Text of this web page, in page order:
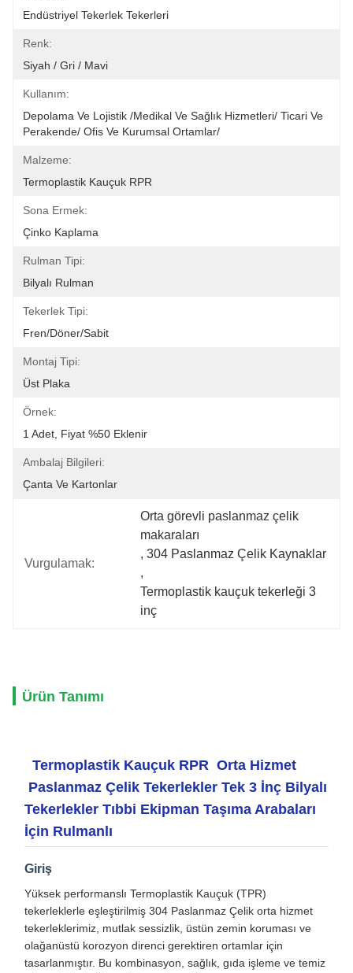
Endüstriyel Tekerlek Tekerleri
Renk:
Siyah / Gri / Mavi
Kullanım:
Depolama Ve Lojistik /Medikal Ve Sağlık Hizmetleri/ Ticari Ve
Perakende/ Ofis Ve Kurumsal Ortamlar/
Malzeme:
Termoplastik Kauçuk RPR
Sona Ermek:
Çinko Kaplama
Rulman Tipi:
Bilyalı Rulman
Tekerlek Tipi:
Fren/Döner/Sabit
Montaj Tipi:
Üst Plaka
Örnek:
1 Adet, Fiyat %50 Eklenir
Ambalaj Bilgileri:
Çanta Ve Kartonlar
Vurgulamak:
Orta görevli paslanmaz çelik
makaraları
, 304 Paslanmaz Çelik Kaynaklar
,
Termoplastik kauçuk tekerleği 3
inç
Ürün Tanımı
Termoplastik Kauçuk RPR Orta Hizmet
Paslanmaz Çelik Tekerlekler Tek 3 İnç Bilyalı
Tekerlekler Tıbbi Ekipman Taşıma Arabaları
İçin Rulmanlı
Giriş
Yüksek performanslı Termoplastik Kauçuk (TPR)
tekerleklerle eşleştirilmiş 304 Paslanmaz Çelik orta hizmet
tekerleklerimiz, mutlak sessizlik, üstün zemin koruması ve
olağanüstü korozyon direnci gerektiren ortamlar için
tasarlanmıştır. Bu kombinasyon, sağlık, gıda işleme ve temiz